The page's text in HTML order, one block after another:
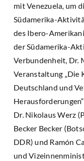
mit Venezuela, um
Südamerika-
des Ibero-
der Südamerika-
Verbundenheit, Dr.
Veranstaltung „Die
Deutschland und
Dr. Nikolaus Werz
Becker Becker
DDR) und Ramón
und